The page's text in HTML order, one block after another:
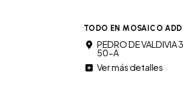
TODO EN MOSAICO
PEDRO DE VALDIVIA
50-A
Ver más detalles